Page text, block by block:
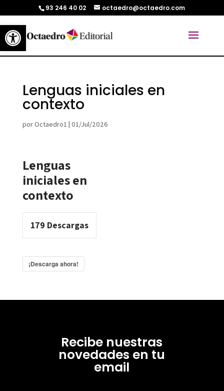
Abrir barra de herramientas
93 246 40 02 octaedro@octaedro.com
Lenguas iniciales en
contexto
porOctaedro1 | 01/Jul/2026
Lenguas
iniciales en
contexto
179 Descargas
¡Descarga ahora!
Recibe nuestras
novedades en tu
email